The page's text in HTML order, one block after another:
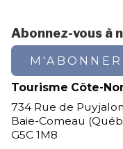
Abonnez-vous à
M'ABONNER
Tourisme Côte-
734 Rue de Puyjalon
Baie-Comeau
G5C 1M8